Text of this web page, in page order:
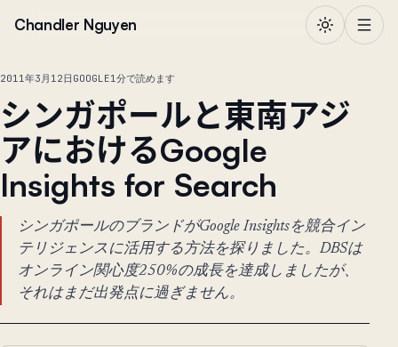
Chandler Nguyen
2011年3月12日 GOOGLE1分で読めます
シンガポールと東南アジ
アにおけるGoogle
Insights for Search
シンガポールのブランドがGoogle Insightsを競合イン
テリジェンスに活用する方法を探りました。DBSは
オンライン関心度250%の成長を達成しましたが、
それはまだ出発点に過ぎません。